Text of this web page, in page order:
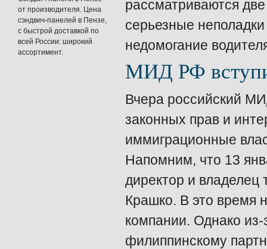
от производителя. Цена
сэндвич-панелей в Пензе,
с быстрой доставкой по
всей России: широкий
ассортимент.
рассматриваются
серьезные
недомогание
МИД РФ
Вчера российский
законных прав и
иммиграционные
Напомним, что 13
директор и владелец
Крашко. В это время
компании. Однако
филиппинскому